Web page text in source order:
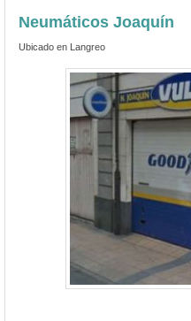
Neumáticos Joaquín
Ubicado en Langreo